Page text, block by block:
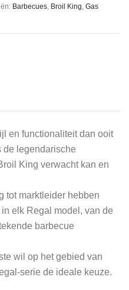
Barbecues, Broil King, Gas
en functionaliteit dan ooit
de legendarische
King verwacht kan en
tot marktleider hebben
elk Regal model, van de
barbecue
wil op het gebied van
serie de ideale keuze.